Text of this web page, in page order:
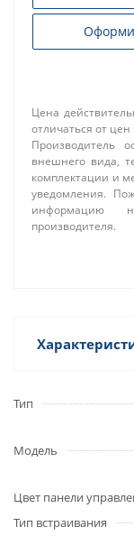
Цена
отличаться от
Производитель
внешнего вида,
комплектации и
уведомления.
информацию
производителя.
Тип
Модель
Цвет панели
Тип встраивания